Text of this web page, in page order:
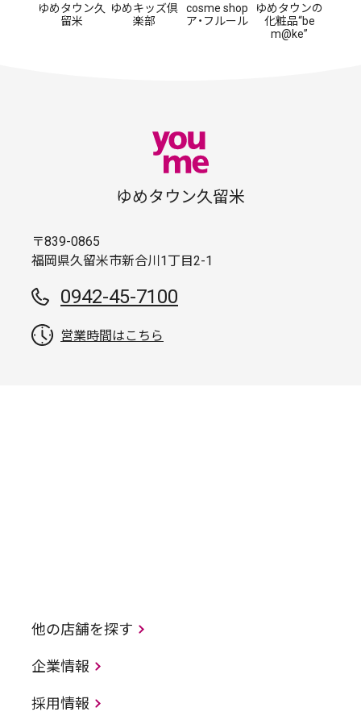
ゆめタウン久
留米
ゆめキッズ倶
楽部
cosme shop
ア・フルール
ゆめタウンの
化粧品“be
m@ke”
ゆめタウン久留米
〒839-0865
福岡県久留米市新合川1丁目2-1
0942-45-7100
営業時間はこちら
他の店舗を探す
企業情報
採用情報